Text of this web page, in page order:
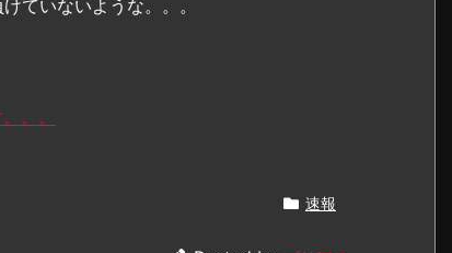
ていないような。。。
。。
速報